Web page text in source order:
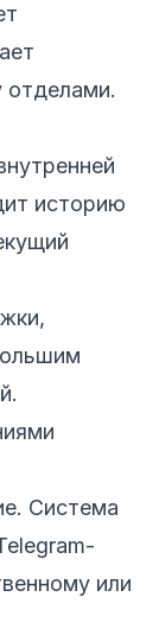
отделами.
историю
Система
или